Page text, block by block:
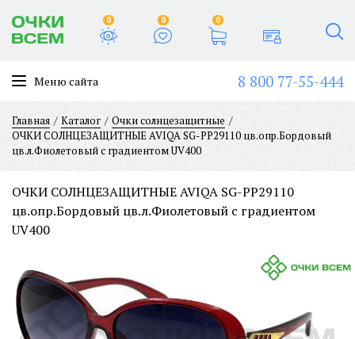
0 0 0
Меню сайта 8 800 77-55-444
Главная Каталог
Очки солнцезащитные
ОЧКИ СОЛНЦЕЗАЩИТНЫЕ AVIQA SG-PP29110 цв.опр.Бордовый
цв.л.Фиолетовый с градиентом UV400
ОЧКИ СОЛНЦЕЗАЩИТНЫЕ AVIQA SG-PP29110
цв.опр.Бордовый цв.л.Фиолетовый с градиентом
UV400